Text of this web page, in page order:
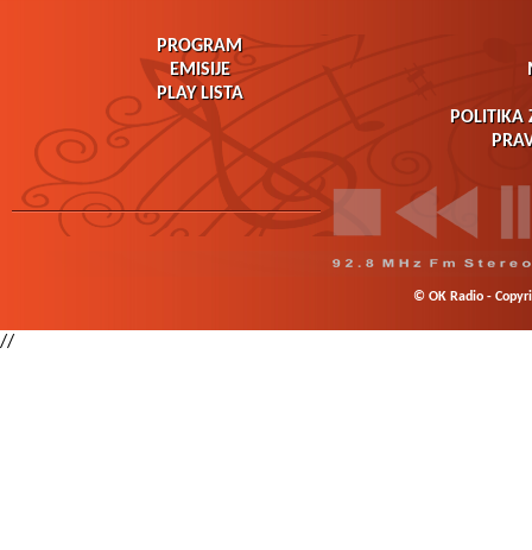
PROGRAM
EMISIJE
PLAY LISTA
POLITIKA
© OK Radio -
//